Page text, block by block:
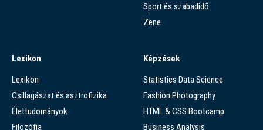
Sport és szabadidő
Zene
Lexikon
Lexikon
Csillagászat és asztrofizika
Élettudományok
Filozófia
Képzések
Statistics Data Science
Fashion Photography
HTML & CSS Bootcamp
Business Analysis